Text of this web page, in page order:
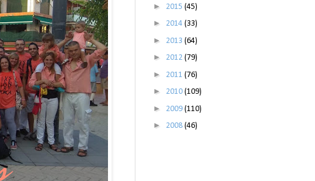
► 2015 (45)
► 2014 (33)
► 2013 (64)
► 2012 (79)
► 2011 (76)
► 2010 (109)
► 2009 (110)
► 2008 (46)